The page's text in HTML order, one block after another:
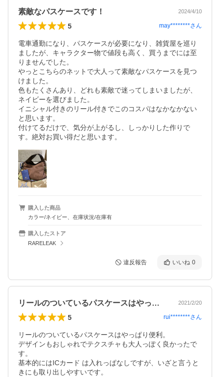
素敵なパスケースです！ 2024/4/10
5 may********さん
電車通勤になり、パスケースが必要になり、雑貨屋を巡り
ましたが、キャラクター物で値段も高く、買うまでには至
りませんでした。
やっとこちらのネットで大人って素敵なパスケースを見つ
けました。
色もたくさんあり、どれも素敵で迷ってしまいましたが、
ネイビーを選びました。
イニシャル付きのリール付きでこのコスパはなかなかない
と思います。
付けてるだけで、気分が上がるし、しっかりした作りで
す。絶対お買い得だと思います。
購入した商品
カラー/ネイビー、在庫状況/在庫有
購入したストア
RARELEAK
違反報告 いいね 0
リールのついているパスケースはやっぱり… 2021/2/20
5 rui********さん
リールのついているパスケースはやっぱり便利。
デザインもおしゃれでテクスチャも大人っぽく良かったで
す。
基本的にはICカード は入れっぱなしですが、いざと言うと
きにも取り出しやすいです。